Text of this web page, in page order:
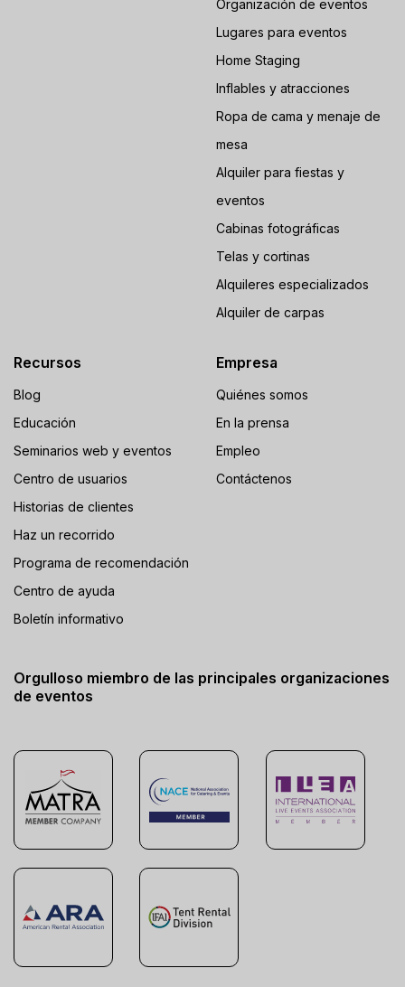
Organización de eventos
Lugares para eventos
Home Staging
Inflables y atracciones
Ropa de cama y menaje de
mesa
Alquiler para fiestas y
eventos
Cabinas fotográficas
Telas y cortinas
Alquileres especializados
Alquiler de carpas
Recursos
Blog
Educación
Seminarios web y eventos
Centro de usuarios
Historias de clientes
Haz un recorrido
Programa de recomendación
Centro de ayuda
Boletín informativo
Empresa
Quiénes somos
En la prensa
Empleo
Contáctenos
Orgulloso miembro de las principales organizaciones
de eventos